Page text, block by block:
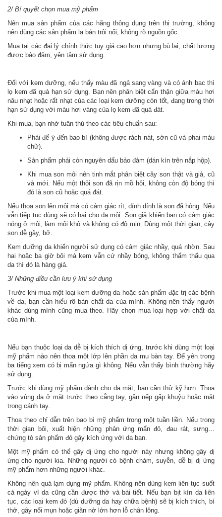
2/ Bí quyết chọn mua mỹ phẩm
Nên mua sản phẩm của các hãng thông dụng trên thị trường, không
nên dùng các sản phẩm lạ bán trôi nổi, không rõ nguồn gốc.
Mua tại các đại lý chính thức tuy giá cao hơn nhưng bù lại, chất lượng
được bảo đảm, yên tâm sử dụng.
Đối với kem dưỡng, nếu thấy màu đã ngả sang vàng và có ánh bạc thì
lọ kem đã quá hạn sử dụng. Bạn nên phân biệt cẩn thận giữa màu hơi
nâu nhạt hoặc rất nhạt của các loại kem dưỡng còn tốt, đang trong thời
hạn sử dụng với màu hơi vàng của lọ kem đã quá đát.
Khi mua, bạn nhớ tuân thủ theo các tiêu chuẩn sau:
Phải để ý đến bao bì (không được rách nát, sờn cũ và phai màu
chữ).
Sản phẩm phải còn nguyên dấu bảo đảm (dán kín trên nắp hộp).
Khi mua son môi nên tinh mắt phân biệt cây son thật và giả, cũ
và mới. Nếu một thỏi son đã rịn mồ hôi, không còn độ bóng thì
đó là son cũ hoặc quá đát.
Nếu thoa son lên môi mà có cảm giác rít, dính dính là son đã hỏng. Nếu
vẫn tiếp tục dùng sẽ có hại cho da môi. Son giả khiến bạn có cảm giác
nóng ở môi, làm môi khô và không có độ mịn. Dùng một thời gian, cây
son dễ gãy, bở.
Kem dưỡng da khiến người sử dụng có cảm giác nhầy, quá nhờn. Sau
hai hoặc ba giờ bôi mà kem vẫn cứ nhầy bóng, không thẩm thấu qua
da thì đó là hàng giả.
3/ Những điều cần lưu ý khi sử dụng
Trước khi mua một loại kem dưỡng da hoặc sản phẩm đặc trị các bệnh
về da, bạn cần hiểu rõ bản chất da của mình. Không nên thấy người
khác dùng mình cũng mua theo. Hãy chọn mua loại hợp với chất da
của mình.
Nếu bạn thuộc loại da dễ bị kích thích dị ứng, trước khi dùng một loại
mỹ phẩm nào nên thoa một lớp lên phần da mu bàn tay. Để yên trong
ba tiếng xem có bị mẩn ngứa gì không. Nếu vẫn thấy bình thường hãy
sử dụng.
Trước khi dùng mỹ phẩm dành cho da mặt, bạn cần thử kỹ hơn. Thoa
vào vùng da ở mặt trước theo cẳng tay, gần nếp gấp khuỷu hoặc mặt
trong cánh tay.
Thoa theo chỉ dẫn trên bao bì mỹ phẩm trong một tuần liền. Nếu trong
thời gian bôi, xuất hiện những phản ứng mẩn đỏ, đau rát, sưng…
chứng tỏ sản phẩm đó gây kích ứng với da bạn.
Một mỹ phẩm có thể gây dị ứng cho người này nhưng không gây dị
ứng cho người kia. Những người có bệnh chàm, suyễn, dễ bị dị ứng
mỹ phẩm hơn những người khác.
Không nên quá lạm dụng mỹ phẩm. Không nên dùng kem liên tục suốt
cả ngày vì da cũng cần được thở và bài tiết. Nếu bạn bịt kín da liên
tục, các loại kem đó (dù dưỡng da hay chữa bệnh) sẽ bị kích thích, bí
thở, gây nổi mụn hoặc giãn nở lớn hơn lỗ chân lông.